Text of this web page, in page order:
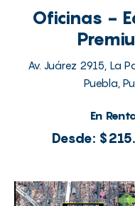
Oficinas -
Av. Juárez 2915, La
Puebla,
En
Desde: